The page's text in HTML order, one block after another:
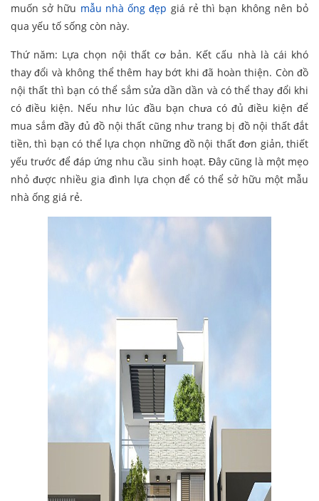
muốn sở hữu mẫu nhà ống đẹp giá rẻ thì bạn không nên bỏ
qua yếu tố sống còn này.
Thứ năm: Lựa chọn nội thất cơ bản. Kết cấu nhà là cái khó
thay đổi và không thể thêm hay bớt khi đã hoàn thiện. Còn đồ
nội thất thì bạn có thể sắm sửa dần dần và có thể thay đổi khi
có điều kiện. Nếu như lúc đầu bạn chưa có đủ điều kiện để
mua sắm đầy đủ đồ nội thất cũng như trang bị đồ nội thất đắt
tiền, thì bạn có thể lựa chọn những đồ nội thất đơn giản, thiết
yếu trước để đáp ứng nhu cầu sinh hoạt. Đây cũng là một mẹo
nhỏ được nhiều gia đình lựa chọn để có thể sở hữu một mẫu
nhà ống giá rẻ.